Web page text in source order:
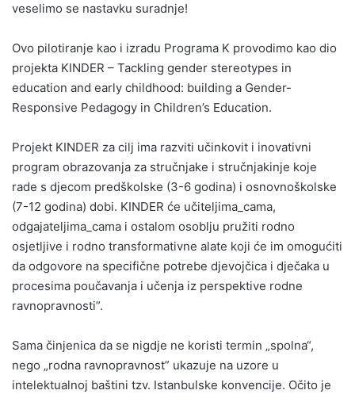
veselimo se nastavku suradnje!
Ovo pilotiranje kao i izradu Programa K provodimo kao dio
projekta KINDER – Tackling gender stereotypes in
education and early childhood: building a Gender-
Responsive Pedagogy in Children’s Education.
Projekt KINDER za cilj ima razviti učinkovit i inovativni
program obrazovanja za stručnjake i stručnjakinje koje
rade s djecom predškolske (3-6 godina) i osnovnoškolske
(7-12 godina) dobi. KINDER će učiteljima_cama,
odgajateljima_cama i ostalom osoblju pružiti rodno
osjetljive i rodno transformativne alate koji će im omogućiti
da odgovore na specifične potrebe djevojčica i dječaka u
procesima poučavanja i učenja iz perspektive rodne
ravnopravnosti”.
Sama činjenica da se nigdje ne koristi termin „spolna“,
nego „rodna ravnopravnost” ukazuje na uzore u
intelektualnoj baštini tzv. Istanbulske konvencije. Očito je